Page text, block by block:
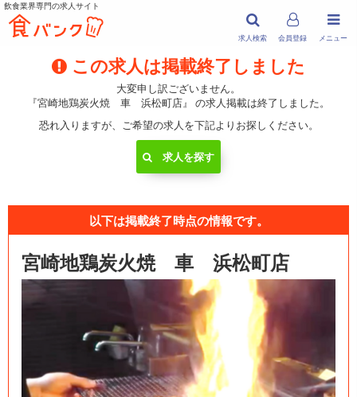
飲食業界専門の求人サイト
メニュー
求人検索 会員登録
この求人は掲載終了しました
大変申し訳ございません。
『宮崎地鶏炭火焼 車 浜松町店』 の求人掲載は終了しました。
恐れ入りますが、ご希望の求人を下記よりお探しください。
求人を探す
以下は掲載終了時点の情報です。
宮崎地鶏炭火焼 車 浜松町店